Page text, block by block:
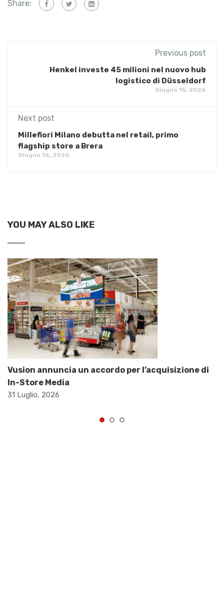
Share:
Previous post
Henkel investe 45 milioni nel nuovo hub
logistico di Düsseldorf
Giugno 15, 2026
Next post
Millefiori Milano debutta nel retail, primo
flagship store a Brera
Giugno 16, 2026
YOU MAY ALSO LIKE
Vusion annuncia un accordo per l’acquisizione di
In-Store Media
31 Luglio, 2026